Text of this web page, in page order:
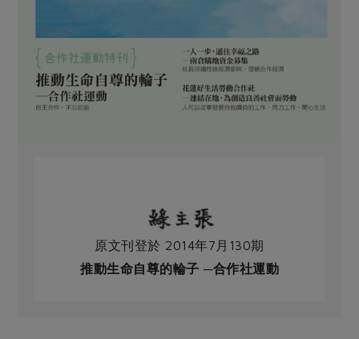
原文刊登於 2014年7月130期
推動生命自尊的輪子 ─合作社運動